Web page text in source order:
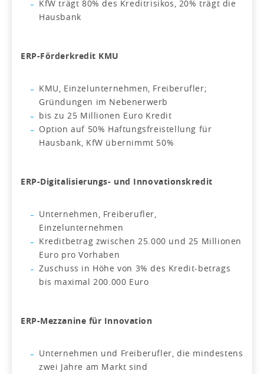
KfW trägt 80% des Kreditrisikos, 20% trägt die
Hausbank
ERP-Förderkredit KMU
KMU, Einzelunternehmen, Freiberufler;
Gründungen im Nebenerwerb
bis zu 25 Millionen Euro Kredit
Option auf 50% Haftungsfreistellung für
Hausbank, KfW übernimmt 50%
ERP-Digitalisierungs- und Innovationskredit
Unternehmen, Freiberufler,
Einzelunternehmen
Kreditbetrag zwischen 25.000 und 25 Millionen
Euro pro Vorhaben
Zuschuss in Höhe von 3% des Kredit-betrags
bis maximal 200.000 Euro
ERP-Mezzanine für Innovation
Unternehmen und Freiberufler, die mindestens
zwei Jahre am Markt sind